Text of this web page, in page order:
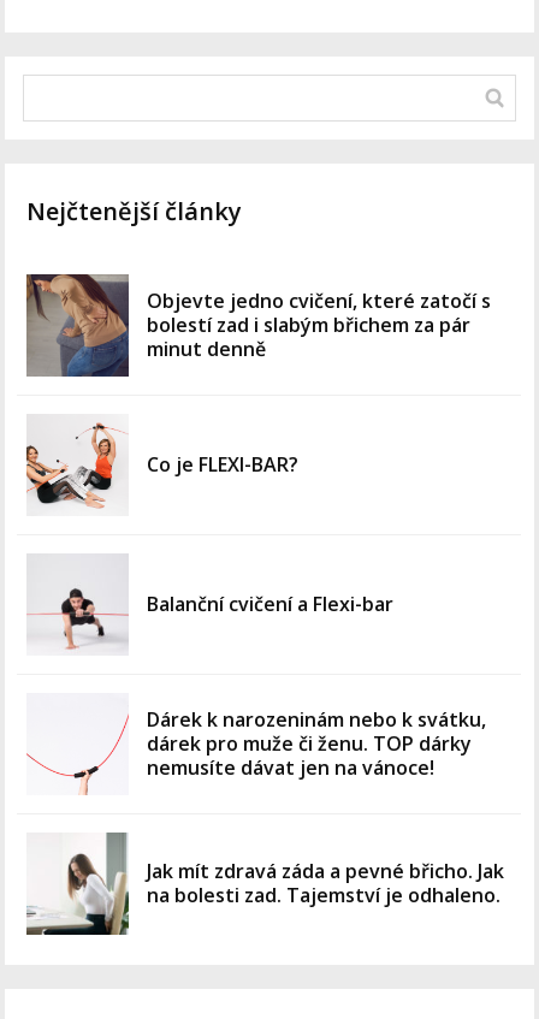
Nejčtenější články
Objevte jedno cvičení, které zatočí s
bolestí zad i slabým břichem za pár
minut denně
Co je FLEXI-BAR?
Balanční cvičení a Flexi-bar
Dárek k narozeninám nebo k svátku,
dárek pro muže či ženu. TOP dárky
nemusíte dávat jen na vánoce!
Jak mít zdravá záda a pevné břicho. Jak
na bolesti zad. Tajemství je odhaleno.